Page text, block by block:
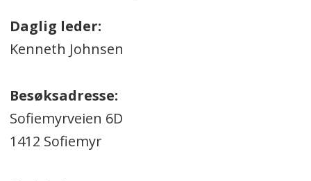
Daglig leder:
Kenneth Johnsen
Besøksadresse:
Sofiemyrveien 6D
1412 Sofiemyr